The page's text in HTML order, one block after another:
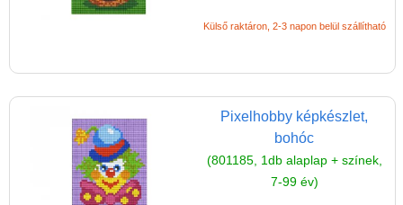
Külső raktáron, 2-3 napon belül szállítható
Pixelhobby képkészlet,
bohóc
(801185, 1db alaplap + színek,
7-99 év)
CSAK NÁLUNK - Egyedi
játékok